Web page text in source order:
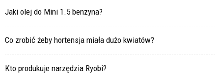
Jaki olej do Mini 1.5 benzyna?
Co zrobić żeby hortensja miała dużo kwiatów?
Kto produkuje narzędzia Ryobi?